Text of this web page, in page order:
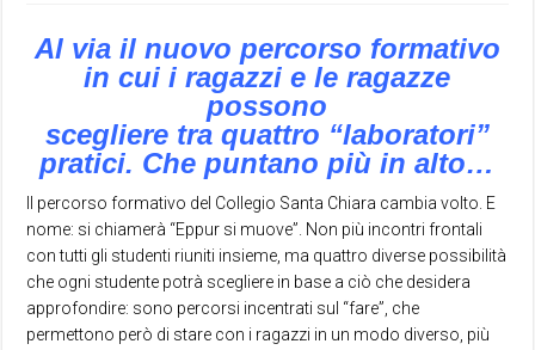
Al via il nuovo percorso formativo
in cui i ragazzi e le ragazze
possono
scegliere tra quattro “laboratori”
pratici. Che puntano più in alto…
Il percorso formativo del Collegio Santa Chiara cambia volto. E
nome: si chiamerà “Eppur si muove”. Non più incontri frontali
con tutti gli studenti riuniti insieme, ma quattro diverse possibilità
che ogni studente potrà scegliere in base a ciò che desidera
approfondire: sono percorsi incentrati sul “fare”, che
permettono però di stare con i ragazzi in un modo diverso, più